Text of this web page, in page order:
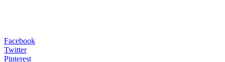
Facebook
Twitter
Pinterest